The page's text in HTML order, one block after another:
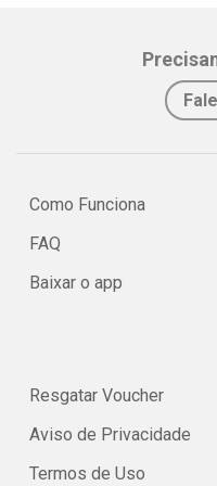
Como Funciona
FAQ
Baixar o app
Resgatar Voucher
Aviso de Privacidade
Termos de Uso